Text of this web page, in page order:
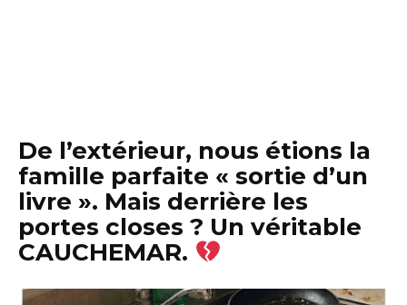
De l’extérieur, nous étions la
famille parfaite « sortie d’un
livre ». Mais derrière les
portes closes ? Un véritable
CAUCHEMAR.